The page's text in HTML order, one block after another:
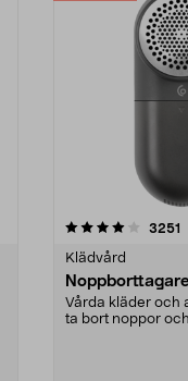
3251
Klädvård
Vårda kläder och
ta bort noppor
4.5av 5